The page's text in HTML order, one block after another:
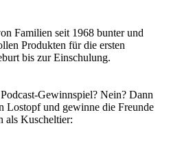
Familien seit 1968 bunter und
Produkten für die ersten
bis zur Einschulung.
Gewinnspiel? Nein? Dann
Lostopf und gewinne die Freunde
als Kuscheltier: